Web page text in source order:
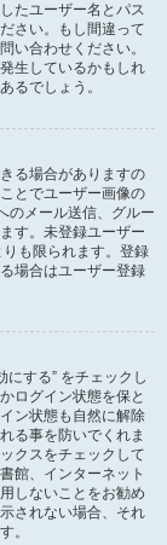
たユーザー名とパス
さい。もし間違って
い合わせください。
生しているかもしれ
るでしょう。
る場合がありますの
とでユーザー画像の
のメール送信、グルー
す。未登録ユーザー
りも限られます。登録
場合はユーザー登録
にする” をチェックし
ログイン状態を保と
ン状態も自然に解除
る事を防いでくれま
クスをチェックして
館、インターネット
しないことをお勧め
されない場合、それ
。